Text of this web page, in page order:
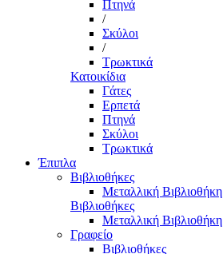
Πτηνά
/
Σκύλοι
/
Τρωκτικά
Κατοικίδια
Γάτες
Ερπετά
Πτηνά
Σκύλοι
Τρωκτικά
Έπιπλα
Βιβλιοθήκες
Μεταλλική Βιβλιοθήκη
Βιβλιοθήκες
Μεταλλική Βιβλιοθήκη
Γραφείο
Βιβλιοθήκες